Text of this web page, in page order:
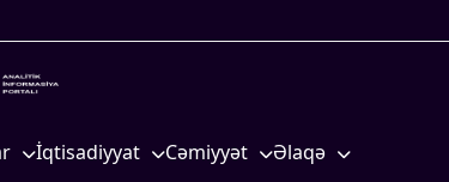
İqtisadiyyat Cəmiyyət Əlaqə